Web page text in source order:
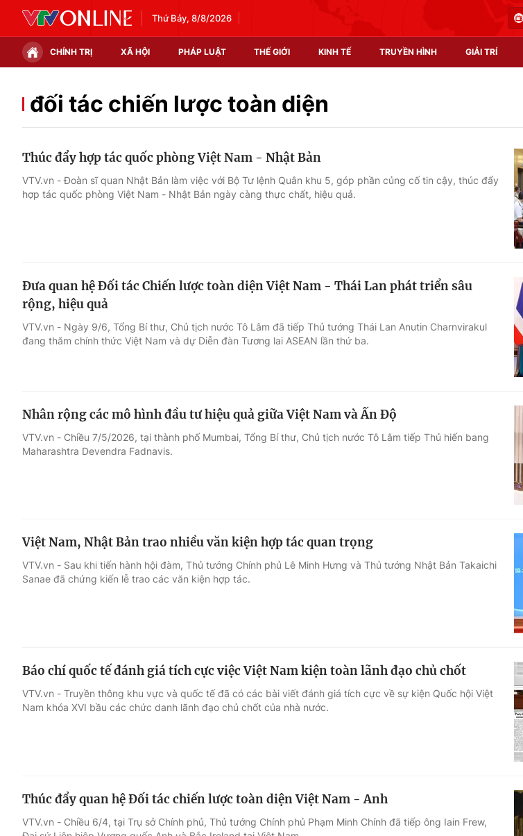
Thứ Bảy, 8/8/2026
CHÍNH TRỊ XÃ HỘI PHÁP LUẬT THẾ GIỚI KINH TẾ TRUYỀN HÌNH GIẢI TRÍ
Chính trị
Thế giới đó đây
Thị trường
Điện ảnh
Âm nhạc
Sao
Du lịch
Làm đẹp
Tuyển sinh
Học trực tuyến
đối tác chiến lược toàn diện
Thúc đẩy hợp tác quốc phòng Việt Nam - Nhật Bản
VTV.vn - Đoàn sĩ quan Nhật Bản làm việc với Bộ Tư lệnh Quân khu 5, góp phần củng cố tin cậy, thúc đẩy
hợp tác quốc phòng Việt Nam - Nhật Bản ngày càng thực chất, hiệu quả.
Đưa quan hệ Đối tác Chiến lược toàn diện Việt Nam - Thái Lan phát triển sâu
rộng, hiệu quả
VTV.vn - Ngày 9/6, Tổng Bí thư, Chủ tịch nước Tô Lâm đã tiếp Thủ tướng Thái Lan Anutin Charnvirakul
đang thăm chính thức Việt Nam và dự Diễn đàn Tương lai ASEAN lần thứ ba.
Nhân rộng các mô hình đầu tư hiệu quả giữa Việt Nam và Ấn Độ
VTV.vn - Chiều 7/5/2026, tại thành phố Mumbai, Tổng Bí thư, Chủ tịch nước Tô Lâm tiếp Thủ hiến bang
Maharashtra Devendra Fadnavis.
Việt Nam, Nhật Bản trao nhiều văn kiện hợp tác quan trọng
VTV.vn - Sau khi tiến hành hội đàm, Thủ tướng Chính phủ Lê Minh Hưng và Thủ tướng Nhật Bản Takaichi
Sanae đã chứng kiến lễ trao các văn kiện hợp tác.
Báo chí quốc tế đánh giá tích cực việc Việt Nam kiện toàn lãnh đạo chủ chốt
VTV.vn - Truyền thông khu vực và quốc tế đã có các bài viết đánh giá tích cực về sự kiện Quốc hội Việt
Nam khóa XVI bầu các chức danh lãnh đạo chủ chốt của nhà nước.
Thúc đẩy quan hệ Đối tác chiến lược toàn diện Việt Nam - Anh
VTV.vn - Chiều 6/4, tại Trụ sở Chính phủ, Thủ tướng Chính phủ Phạm Minh Chính đã tiếp ông Iain Frew,